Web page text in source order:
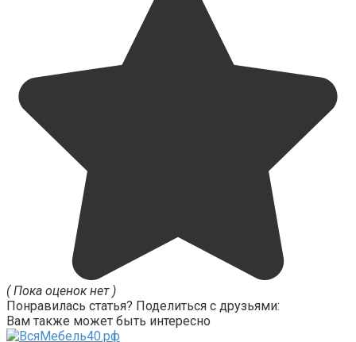
( Пока оценок нет )
Понравилась статья? Поделиться с друзьями:
Вам также может быть интересно